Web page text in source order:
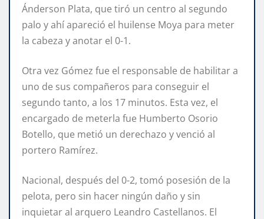
Ánderson Plata, que tiró un centro al segundo
palo y ahí apareció el huilense Moya para meter
la cabeza y anotar el 0-1.
Otra vez Gómez fue el responsable de habilitar a
uno de sus compañeros para conseguir el
segundo tanto, a los 17 minutos. Esta vez, el
encargado de meterla fue Humberto Osorio
Botello, que metió un derechazo y venció al
portero Ramírez.
Nacional, después del 0-2, tomó posesión de la
pelota, pero sin hacer ningún daño y sin
inquietar al arquero Leandro Castellanos. El